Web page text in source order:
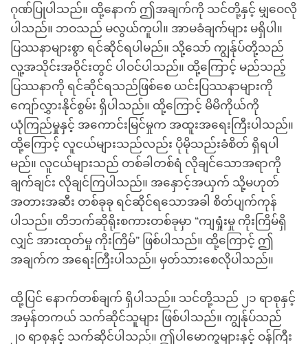
ဂုဏ်ပြုပါသည်။ ထို့နောက် ဤအချက်ကို သင်တို့နှင့် မျှဝေလို
ပါသည်။ ဘဝသည် မလွယ်ကူပါ။ အာမခံချက်များ မရှိပါ။
ပြဿနာများစွာ ရင်ဆိုင်ရပါမည်။ သို့သော် ကျွန်ုပ်တို့သည်
လူ့အသိုင်းအဝိုင်းတွင် ပါဝင်ပါသည်။ ထို့ကြောင့် မည်သည့်
ပြဿနာကို ရင်ဆိုင်ရသည်ဖြစ်စေ ယင်းပြဿနာများကို
ကျော်လွှားနိုင်စွမ်း ရှိပါသည်။ ထို့ကြောင့် မိမိကိုယ်ကို
ယုံကြည်မှုနှင့် အကောင်းမြင်မှုက အထူးအရေးကြီးပါသည်။
ထို့ကြောင့် လူငယ်များသည်လည်း ပိုမိုသည်းခံစိတ် ရှိရပါ
မည်။ လူငယ်များသည် တစ်ခါတစ်ရံ လိုချင်သောအရာကို
ချက်ချင်း လိုချင်ကြပါသည်။ အနှောင့်အယှက် သို့မဟုတ်
အတားအဆီး တစ်ခုခု ရင်ဆိုင်ရသောအခါ စိတ်ပျက်ကုန်
ပါသည်။ တိဘက်ဆိုရိုးစကားတစ်ခုမှာ “ကျရှုံးမှု ကိုးကြိမ်ရှိ
လျှင် အားထုတ်မှု ကိုးကြိမ်” ဖြစ်ပါသည်။ ထို့ကြောင့် ဤ
အချက်က အရေးကြီးပါသည်။ မှတ်သားစေလိုပါသည်။
ထို့ပြင် နောက်တစ်ချက် ရှိပါသည်။ သင်တို့သည် ၂၁ ရာစုနှင့်
အမှန်တကယ် သက်ဆိုင်သူများ ဖြစ်ပါသည်။ ကျွန်ုပ်သည်
၂၀ ရာစုနှင့် သက်ဆိုင်ပါသည်။ ဤပါမောက္ခများနှင့် ဝန်ကြီး